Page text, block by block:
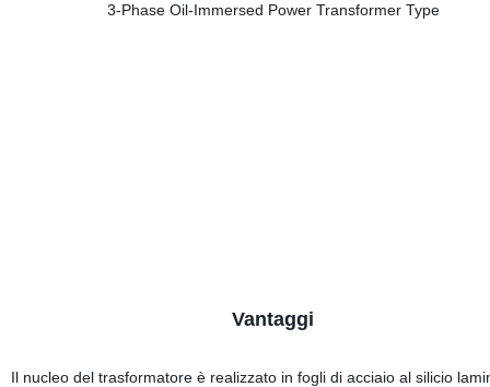
Vantaggi
Il nucleo del trasformatore è realizzato in fogli di acciaio al silicio